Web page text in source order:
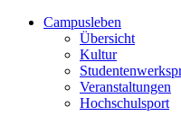
Campusleben
Übersicht
Kultur
Veranstaltungen
Hochschulsport